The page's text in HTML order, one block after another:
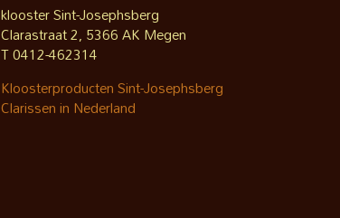
klooster Sint-Josephsberg
Clarastraat 2, 5366 AK Megen
T 0412-462314
Kloosterproducten Sint-Josephsberg
Clarissen in Nederland